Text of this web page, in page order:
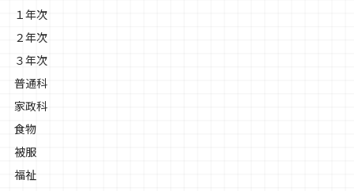
１年次
２年次
３年次
普通科
家政科
食物
被服
福祉